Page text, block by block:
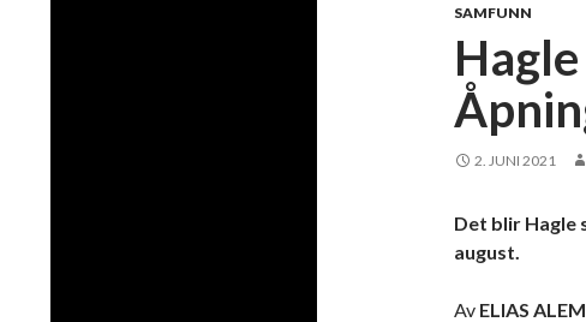
SAMFUNN
2. JUNI 2021
Det blir Hagle
august.
Av ELIAS